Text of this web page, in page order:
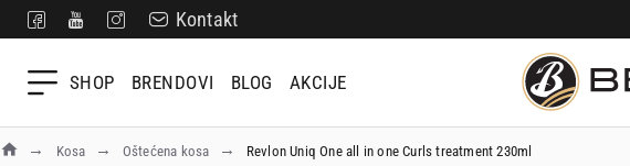
Kontakt
SHOP BRENDOVI BLOG AKCIJE
Kosa Oštećena kosa Revlon Uniq One all in one Curls treatment 230ml